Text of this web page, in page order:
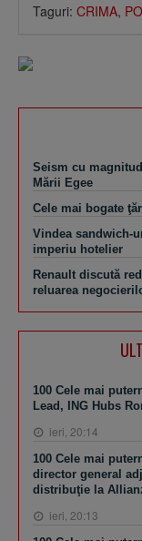
Taguri: CRIMA,
Seism cu
Mării Egee
Cele mai bogate
Vindea sandwich-
imperiu hotelier
Renault discută
reluarea
100 Cele mai
Lead, ING Hubs
ieri, 20:14
100 Cele mai
director general
distribuţie la
ieri, 20:13